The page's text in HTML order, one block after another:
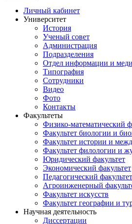
Личный кабинет
Университет
История
Ученый совет
Администрация
Подразделения
Отдел информации и
Типография
Сотрудники
Видео
Фото
Контакты
Факультеты
Физико-математический
Факультет биологии и
Факультет истории и
Факультет филологии и
Юридический факультет
Экономический факультет
Педагогический факультет
Агроинженерный
Факультет искусств
Факультет географии и
Научная деятельность
Диссертации